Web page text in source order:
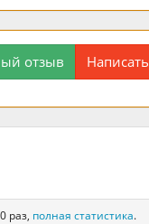
отзыв
раз, полная статистика.